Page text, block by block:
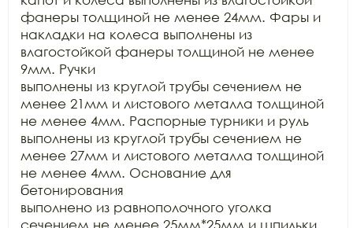
фанеры толщиной не менее 24мм. Фары и
накладки на колеса выполнены из
влагостойкой фанеры толщиной не менее
9мм. Ручки
выполнены из круглой трубы сечением не
менее 21мм и листового металла толщиной
не менее 4мм. Распорные турники и руль
выполнены из круглой трубы сечением не
менее 27мм и листового металла толщиной
не менее 4мм. Основание для
бетонирования
выполнено из равнополочного уголка
сечением не менее 25мм*25мм и шпильки